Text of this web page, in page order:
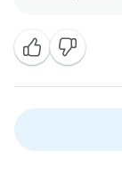
aventure